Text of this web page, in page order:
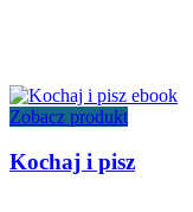
Zobacz produkt
Kochaj i pisz